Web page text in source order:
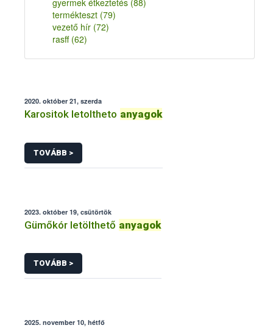
gyermek étkeztetés (88)
termékteszt (79)
vezető hír (72)
rasff (62)
2020. október 21, szerda
Karositok letoltheto anyagok
TOVÁBB >
2023. október 19, csütörtök
Gümőkór letölthető anyagok
TOVÁBB >
2025. november 10, hétfő